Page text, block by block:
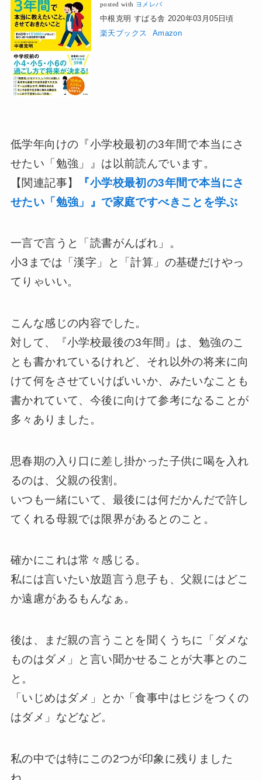
posted with ヨメレバ
中根克明 すばる舎 2020年03月05日頃
楽天ブックス
Amazon
低学年向けの『小学校最初の3年間で本当にさ
せたい「勉強」』は以前読んでいます。
【関連記事】
『小学校最初の3年間で本当にさ
せたい「勉強」』で家庭ですべきことを学ぶ
一言で言うと「読書がんばれ」。
小3までは「漢字」と「計算」の基礎だけやっ
てりゃいい。
こんな感じの内容でした。
対して、『小学校最後の3年間』は、勉強のこ
とも書かれているけれど、それ以外の将来に向
けて何をさせていけばいいか、みたいなことも
書かれていて、今後に向けて参考になることが
多々ありました。
思春期の入り口に差し掛かった子供に喝を入れ
るのは、父親の役割。
いつも一緒にいて、最後には何だかんだで許し
てくれる母親では限界があるとのこと。
確かにこれは常々感じる。
私には言いたい放題言う息子も、父親にはどこ
か遠慮があるもんなぁ。
後は、まだ親の言うことを聞くうちに「ダメな
ものはダメ」と言い聞かせることが大事とのこ
と。
「いじめはダメ」とか「食事中はヒジをつくの
はダメ」などなど。
私の中では特にこの2つが印象に残りました